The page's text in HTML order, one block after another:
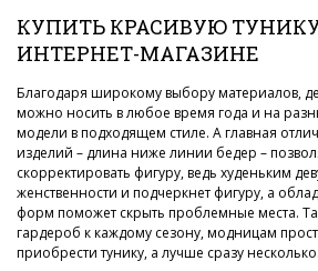
КУПИТЬ КРАСИВУЮ
ИНТЕРНЕТ-МАГАЗИНЕ
Благодаря широкому выбору материалов,
можно носить в любое время года и на
модели в подходящем стиле. А главная
изделий – длина ниже линии бедер –
скорректировать фигуру, ведь худеньким
женственности и подчеркнет фигуру, а
форм поможет скрыть проблемные места.
гардероб к каждому сезону, модницам
приобрести тунику, а лучше сразу несколько.